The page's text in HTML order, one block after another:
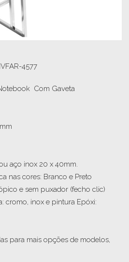
4577
Com Gaveta
aço inox 20 x 40mm.
nas cores: Branco e Preto
e sem puxador (fecho clic)
cromo, inox e pintura Epóxi:
para mais opções de modelos,